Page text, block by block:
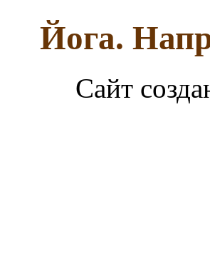
Йога.
Сайт